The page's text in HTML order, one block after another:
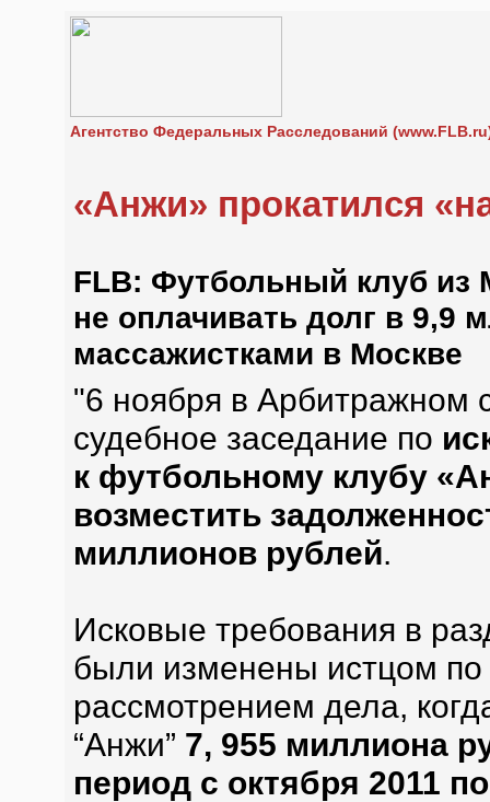
Агентство Федеральных Расследований
«Анжи» прокатился
FLB: Футбольный клуб из
не оплачивать долг в 9,9
массажистками в Москве
"6 ноября в Арбитражном
судебное заседание по
к футбольному клубу
возместить
миллионов рублей.
Исковые требования в
были изменены истцом
рассмотрением дела,
“Анжи” 7, 955 миллиона
период с октября 2011